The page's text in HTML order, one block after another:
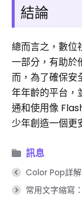
結論
總而言之，數位
一部分，有助於
而，為了確保安
年年齡的平台，
通和使用像
少年創造一個更
訊息
Color Pop詳
常用文字縮寫